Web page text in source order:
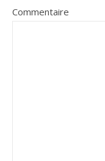
Commentaire